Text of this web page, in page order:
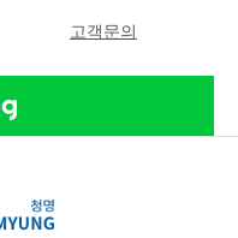
고객문의